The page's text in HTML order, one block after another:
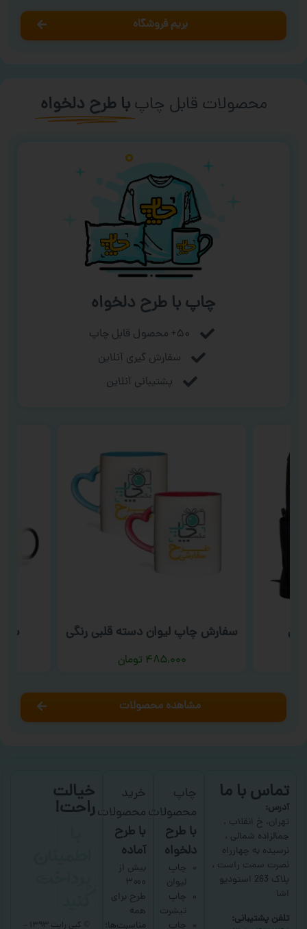
بریم فروشگاه
محصولات قابل چاپ با طرح دلخواه
چاپ با طرح دلخواه
۵۰+ محصول قابل چاپ
سفارش گیری آنلاین
پشتیبانی آنلاین
سفارش چاپ لیوان دسته قلبی رنگی
۴۸۵,۰۰۰ تومان
مشاهده محصولات
تماس با ما
آدرس:
تهران، خ انقلاب ،
جمالزاده شمالی ،
نرسیده به چهارراه
نصرت سمت راست ،
پلاک 263 استودیو
اشا
تلفن پشتیبانی:
چاپ
محصولات
با طرح
دلخواه
چاپ
لیوان
چاپ
تیشرت
چاپ
خرید
محصولات
با طرح
آماده
بیش از
۳۰۰۰
طرح برای
همه
مناسبت‌ها؛
خیالت
راحت!